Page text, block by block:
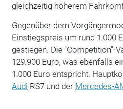
gleichzeitig höherem
Gegenüber dem
Einstiegspreis um rund 1.000
gestiegen. Die "Competition"-
129.900 Euro, was ebenfalls
1.000 Euro entspricht.
Audi RS7 und der Mercedes-